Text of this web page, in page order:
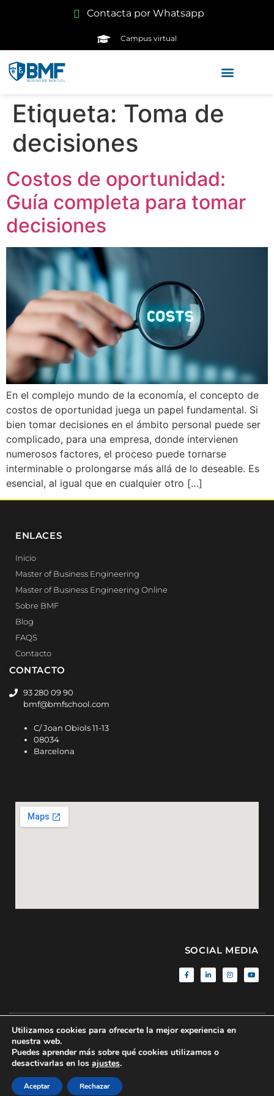
Contacta por Whatsapp
Campus virtual
Etiqueta: Toma de
decisiones
Costos de oportunidad:
Guía completa para tomar
decisiones
En el complejo mundo de la economía, el concepto de
costos de oportunidad juega un papel fundamental. Si
bien tomar decisiones en el ámbito personal puede ser
complicado, para una empresa, donde intervienen
numerosos factores, el proceso puede tornarse
interminable o prolongarse más allá de lo deseable. Es
esencial, al igual que en cualquier otro […]
ENLACES
Inicio
Master of Business Engineering
Master of Business Engineering Online
Sobre BMF
Blog
FAQS
Contacto
CONTACTO
93 280 09 90
bmf@bmfschool.com
C/ Joan Obiols 11-13
08034
Barcelona
SOCIAL MEDIA
Aviso Legal|Política de Privacidad |Sitemap| © BMF • 2020 • All
Utilizamos cookies para ofrecerte la mejor experiencia en
nuestra web.
Puedes aprender más sobre qué cookies utilizamos o
desactivarlas en los ajustes.
Aceptar Rechazar